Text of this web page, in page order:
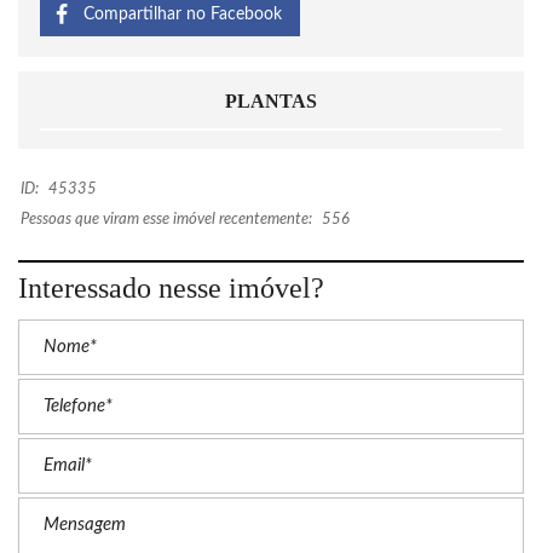
Compartilhar no Facebook
PLANTAS
ID:
45335
Pessoas que viram esse imóvel recentemente:
556
Interessado nesse imóvel?